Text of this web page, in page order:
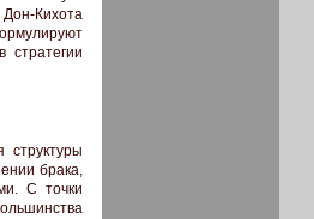
Дон-Кихота
стратегии
структуры
брака,
С точки